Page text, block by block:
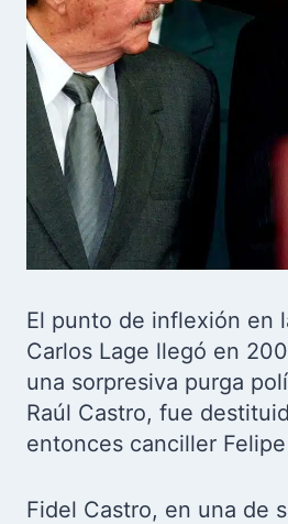
El punto de inflexión en
Carlos Lage llegó en
una sorpresiva purga
Raúl Castro, fue
entonces canciller
Fidel Castro, en una de